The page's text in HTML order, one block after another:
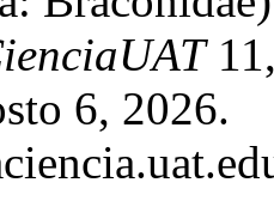
6, 2026.